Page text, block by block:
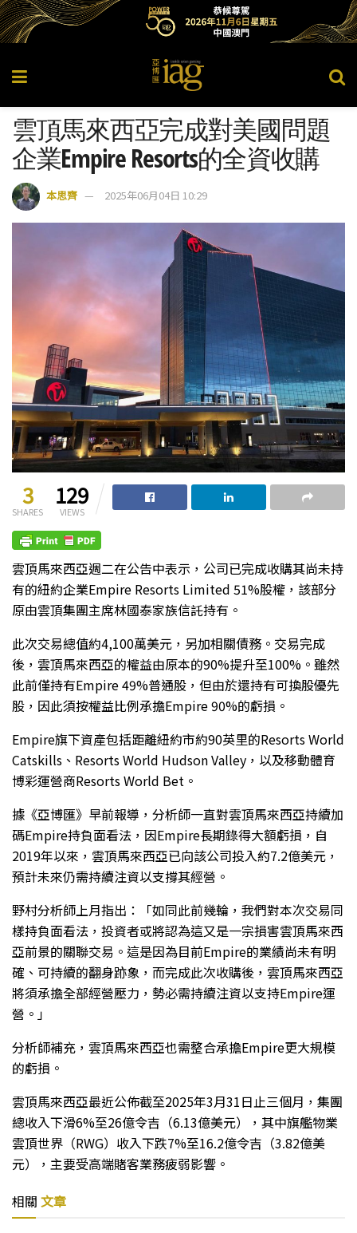
雲頂馬來西亞完成對美國問題
企業Empire Resorts的全資收購
本思齊 2025年06月04日 10:29
3
SHARES
129
VIEWS
雲頂馬來西亞週二在公告中表示，公司已完成收購其尚未持
有的紐約企業Empire Resorts Limited 51%股權，該部分
原由雲頂集團主席林國泰家族信託持有。
此次交易總值約4,100萬美元，另加相關債務。交易完成
後，雲頂馬來西亞的權益由原本的90%提升至100%。雖然
此前僅持有Empire 49%普通股，但由於還持有可換股優先
股，因此須按權益比例承擔Empire 90%的虧損。
Empire旗下資產包括距離紐約市約90英里的Resorts World
Catskills、Resorts World Hudson Valley，以及移動體育
博彩運營商Resorts World Bet。
據《亞博匯》早前報導，分析師一直對雲頂馬來西亞持續加
碼Empire持負面看法，因Empire長期錄得大額虧損，自
2019年以來，雲頂馬來西亞已向該公司投入約7.2億美元，
預計未來仍需持續注資以支撐其經營。
野村分析師上月指出：「如同此前幾輪，我們對本次交易同
樣持負面看法，投資者或將認為這又是一宗損害雲頂馬來西
亞前景的關聯交易。這是因為目前Empire的業績尚未有明
確、可持續的翻身跡象，而完成此次收購後，雲頂馬來西亞
將須承擔全部經營壓力，勢必需持續注資以支持Empire運
營。」
分析師補充，雲頂馬來西亞也需整合承擔Empire更大規模
的虧損。
雲頂馬來西亞最近公佈截至2025年3月31日止三個月，集團
總收入下滑6%至26億令吉（6.13億美元），其中旗艦物業
雲頂世界（RWG）收入下跌7%至16.2億令吉（3.82億美
元），主要受高端賭客業務疲弱影響。
相關 文章